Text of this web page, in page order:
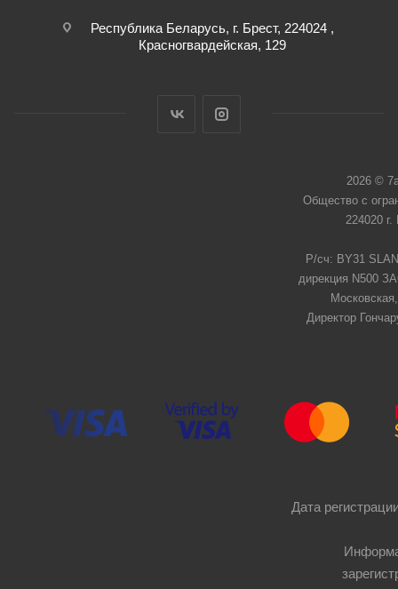
Республика Беларусь, г. Брест, 224024 ,
Красногвардейская, 129
2026 ©
Общество с
224020
Р/сч: BY31
дирекция N500
Директор
Дата